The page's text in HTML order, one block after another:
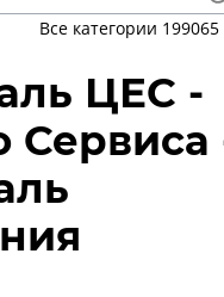
Все категории 199065
ЦЕС -
Сервиса